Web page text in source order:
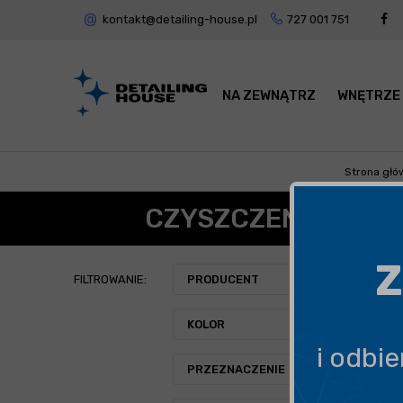
kontakt@detailing-house.pl 727 001 751
NA ZEWNĄTRZ WNĘTRZE
Strona
CZYSZCZENIE
FILTROWANIE: PRODUCENT
KOLOR
PRZEZNACZENIE i